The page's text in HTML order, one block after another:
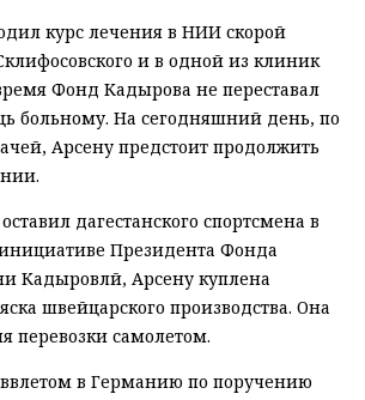
курс лечения в НИИ скорой
и в одной из клиник
Фонд Кадырова не переставал
больному. На сегодняшний день, по
Арсену предстоит продолжить
дагестанского спортсмена в
Президента Фонда
Кадыровлй, Арсену куплена
швейцарского производства. Она
перевозки самолетом.
в Германию по поручению